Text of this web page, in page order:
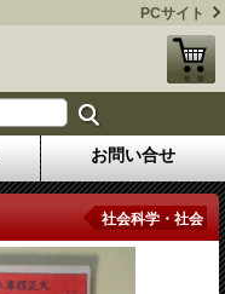
PCサイト
お問い合せ
社会科学・社会